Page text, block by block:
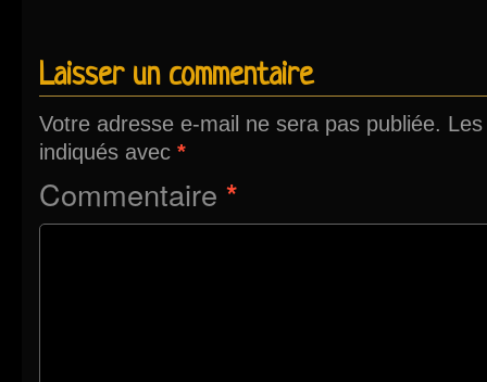
Laisser un commentaire
Votre adresse e-mail ne sera pas publiée.
indiqués avec *
Commentaire *